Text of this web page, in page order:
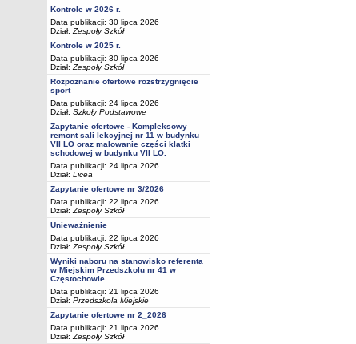
Kontrole w 2026 r.
Data publikacji: 30 lipca 2026
Dział: Zespoły Szkół
Kontrole w 2025 r.
Data publikacji: 30 lipca 2026
Dział: Zespoły Szkół
Rozpoznanie ofertowe rozstrzygnięcie
sport
Data publikacji: 24 lipca 2026
Dział: Szkoły Podstawowe
Zapytanie ofertowe - Kompleksowy
remont sali lekcyjnej nr 11 w budynku
VII LO oraz malowanie części klatki
schodowej w budynku VII LO.
Data publikacji: 24 lipca 2026
Dział: Licea
Zapytanie ofertowe nr 3/2026
Data publikacji: 22 lipca 2026
Dział: Zespoły Szkół
Unieważnienie
Data publikacji: 22 lipca 2026
Dział: Zespoły Szkół
Wyniki naboru na stanowisko referenta
w Miejskim Przedszkolu nr 41 w
Częstochowie
Data publikacji: 21 lipca 2026
Dział: Przedszkola Miejskie
Zapytanie ofertowe nr 2_2026
Data publikacji: 21 lipca 2026
Dział: Zespoły Szkół